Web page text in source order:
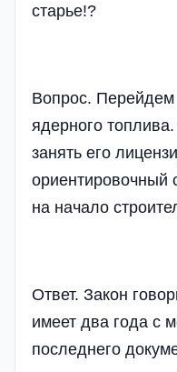
старье!?
Вопрос. Перейдем
ядерного
занять его
ориентировочный
на начало
Ответ. Закон
имеет два года с
последнего